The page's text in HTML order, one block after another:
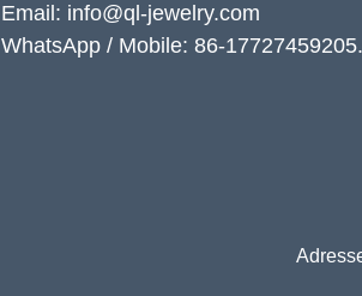
Email: info@ql-jewelry.com
WhatsApp / Mobile: 86-17727459205.